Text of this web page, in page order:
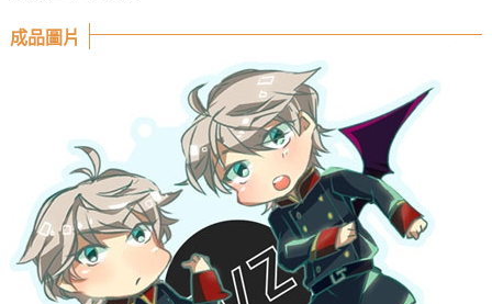
成品圖片